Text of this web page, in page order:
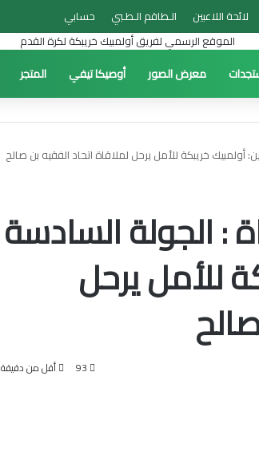
لائحة اللاعبين الـطاقم الـطـبي حسابي
معرض الصور أوصيكا تيفي المتجر
خريبكة للأمل يرحل لملاقاة اتحاد الفقيه بن صالح
: الجولة السادسة
للأمل يرحل
93 أقل من دقيقة